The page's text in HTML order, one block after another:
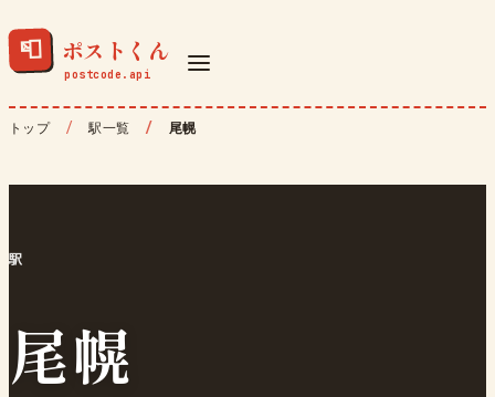
📮 ポストくん
トップ 駅一覧 尾幌
駅
尾幌